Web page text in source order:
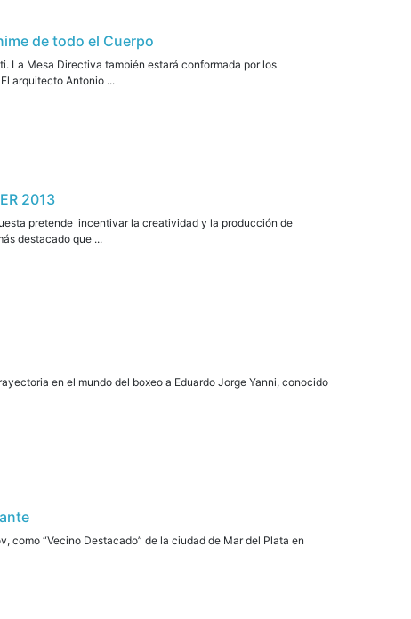
de todo el Cuerpo
La Mesa Directiva también estará conformada por los
arquitecto Antonio ...
2013
pretende incentivar la creatividad y la producción de
destacado que ...
en el mundo del boxeo a Eduardo Jorge Yanni, conocido
“Vecino Destacado” de la ciudad de Mar del Plata en